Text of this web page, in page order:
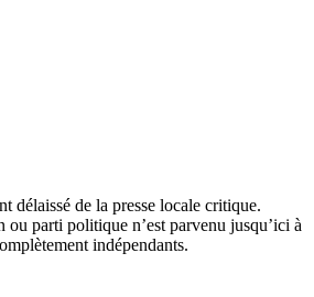
délaissé de la presse locale critique.
parti politique n’est parvenu jusqu’ici à
indépendants.